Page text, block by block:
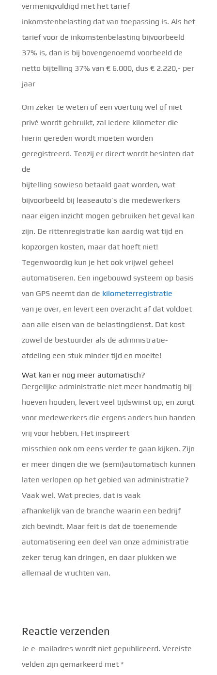
vermenigvuldigd met het tarief
inkomstenbelasting dat van toepassing is. Als het
tarief voor de inkomstenbelasting bijvoorbeeld
37% is, dan is bij bovengenoemd voorbeeld de
netto bijtelling 37% van € 6.000, dus € 2.220,- per
jaar
Om zeker te weten of een voertuig wel of niet
privé wordt gebruikt, zal iedere kilometer die
hierin gereden wordt moeten worden
geregistreerd. Tenzij er direct wordt besloten dat
de
bijtelling sowieso betaald gaat worden, wat
bijvoorbeeld bij leaseauto’s die medewerkers
naar eigen inzicht mogen gebruiken het geval kan
zijn. De rittenregistratie kan aardig wat tijd en
kopzorgen kosten, maar dat hoeft niet!
Tegenwoordig kun je het ook vrijwel geheel
automatiseren. Een ingebouwd systeem op basis
van GPS neemt dan de kilometerregistratie
van je over, en levert een overzicht af dat voldoet
aan alle eisen van de belastingdienst. Dat kost
zowel de bestuurder als de administratie-
afdeling een stuk minder tijd en moeite!
Wat kan er nog meer automatisch?
Dergelijke administratie niet meer handmatig bij
hoeven houden, levert veel tijdswinst op, en zorgt
voor medewerkers die ergens anders hun handen
vrij voor hebben. Het inspireert
misschien ook om eens verder te gaan kijken. Zijn
er meer dingen die we (semi)automatisch kunnen
laten verlopen op het gebied van administratie?
Vaak wel. Wat precies, dat is vaak
afhankelijk van de branche waarin een bedrijf
zich bevindt. Maar feit is dat de toenemende
automatisering een deel van onze administratie
zeker terug kan dringen, en daar plukken we
allemaal de vruchten van.
Reactie verzenden
Je e-mailadres wordt niet gepubliceerd. Vereiste
velden zijn gemarkeerd met *